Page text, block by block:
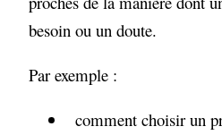
besoin ou un doute.
Par exemple :
comment choisir un